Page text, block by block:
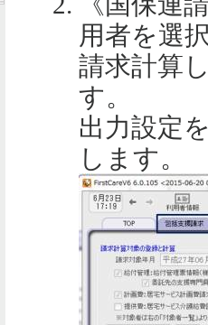
用者を選
請求計算
す。
出力設定
します。